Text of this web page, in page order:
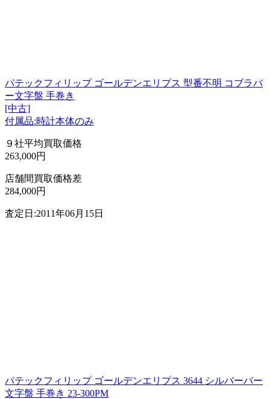
パテックフィリップ ゴールデンエリプス 型番不明 コブラバ
ー文字盤 手巻き
[中古]
付属品:時計本体のみ
９社平均買取価格
263,000円
店舗間買取価格差
284,000円
査定日:2011年06月15日
パテックフィリップ ゴールデンエリプス 3644 シルバーバー
文字盤 手巻き 23-300PM